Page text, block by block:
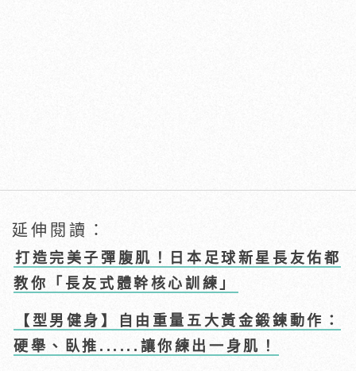
延伸閱讀：
打造完美子彈腹肌！日本足球新星長友佑都
教你「長友式體幹核心訓練」
【型男健身】自由重量五大黃金鍛鍊動作：
硬舉、臥推......讓你練出一身肌！